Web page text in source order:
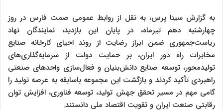
به گزارش سینا پرس، به نقل از روابط عمومی صمت فارس در روز
چهارشنبه دهم تیرماه، در پایان این بازدید، نمایندگان نهاد
ریاست‌جمهوری ضمن ابراز رضایت از روند احیای کارخانه صنایع
مخابرات راه دور ایران، بر حمایت دولت از سرمایه‌گذاری‌های
تولیدمحور، توسعه صنایع دانش‌بنیان و فعال‌سازی واحدهای صنعتی
راهبردی تأکید کردند و بازگشت این مجموعه باسابقه به عرصه تولید را
گامی مهم در مسیر تحقق جهش تولید، توسعه فناوری، افزایش توان
رقابتی صنعت ایران و تقویت اقتصاد ملی دانستند.